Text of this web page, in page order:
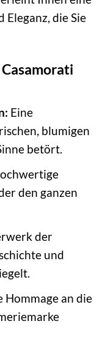
Eleganz, die Sie
Eine
blumigen
betört.
den ganzen
der
und
Hommage an die